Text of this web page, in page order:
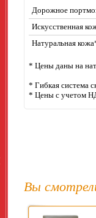
Дорожное
Искусственная
Натуральная
* Цены даны на
* Гибкая система
* Цены с учетом
Вы